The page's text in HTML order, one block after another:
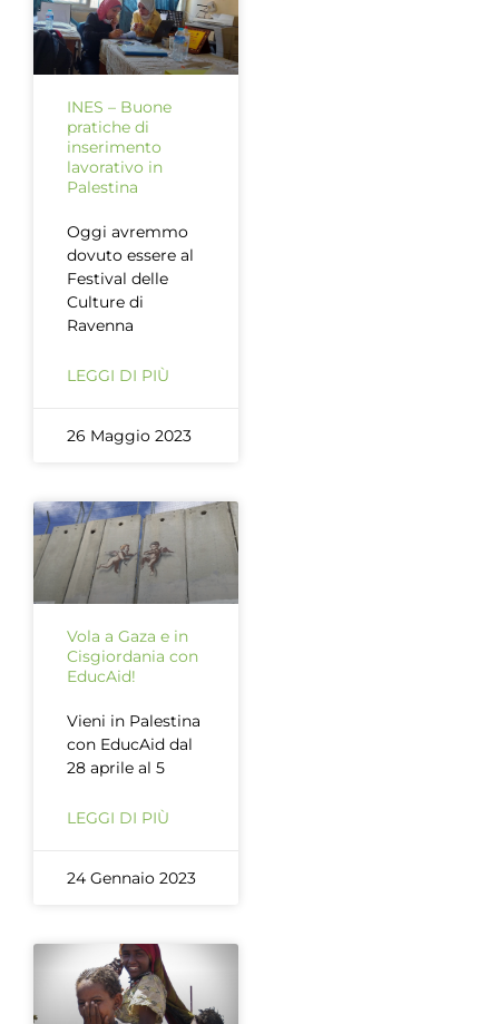
INES – Buone
pratiche di
inserimento
lavorativo in
Palestina
Oggi avremmo
dovuto essere al
Festival delle
Culture di
Ravenna
LEGGI DI PIÙ
26 Maggio 2023
Vola a Gaza e in
Cisgiordania con
EducAid!
Vieni in Palestina
con EducAid dal
28 aprile al 5
LEGGI DI PIÙ
24 Gennaio 2023